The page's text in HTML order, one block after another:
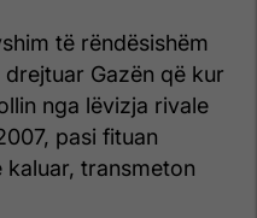
të rëndësishëm
Gazën që kur
nga lëvizja rivale
pasi fituan
transmeton